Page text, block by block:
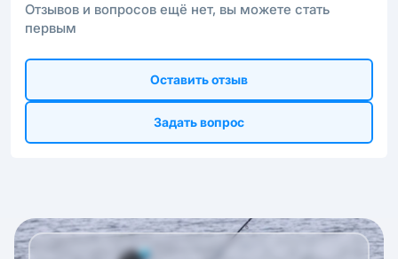
Отзывов и вопросов ещё нет, вы можете стать
первым
Оставить отзыв
Задать вопрос